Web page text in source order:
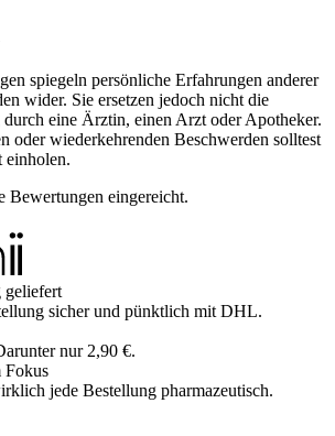
spiegeln persönliche Erfahrungen anderer
wider. Sie ersetzen jedoch nicht die
eine Ärztin, einen Arzt oder Apotheker.
oder wiederkehrenden Beschwerden solltest
einholen.
Bewertungen eingereicht.
geliefert
sicher und pünktlich mit DHL.
nur 2,90 €.
Fokus
jede Bestellung pharmazeutisch.